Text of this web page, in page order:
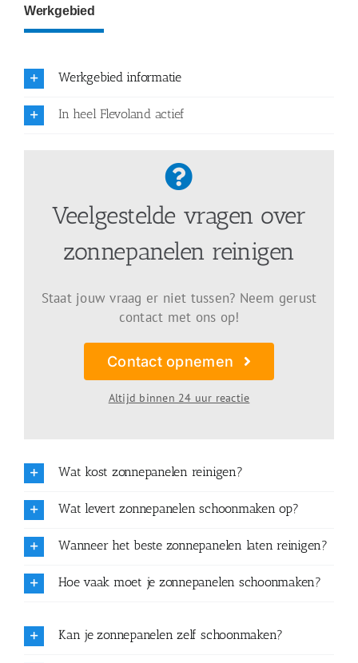
Werkgebied
Werkgebied informatie
In heel Flevoland actief
Veelgestelde vragen over
zonnepanelen reinigen
Staat jouw vraag er niet tussen? Neem gerust
contact met ons op!
Contact opnemen
Altijd binnen 24 uur reactie
Wat kost zonnepanelen reinigen?
Wat levert zonnepanelen schoonmaken op?
Wanneer het beste zonnepanelen laten reinigen?
Hoe vaak moet je zonnepanelen schoonmaken?
Kan je zonnepanelen zelf schoonmaken?